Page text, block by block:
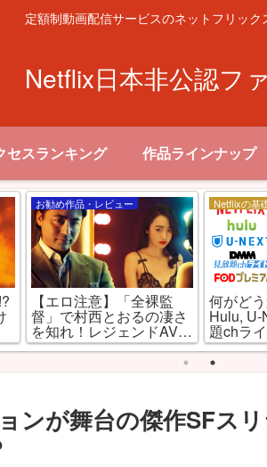
定額制動画配信サービスのネットフリック
Netflix日本非公認フ
セスランキング 作品ラインナップ
お勧め作品・レビュー
【エロ注意】「全裸監
督」で村西とおるの凄さ
を知れ！レジェンドAV監
督を演じるのは山田孝
Netflixの基
何がど
Hulu, U-
題chラ
アムを
ンが舞台の傑作SFス